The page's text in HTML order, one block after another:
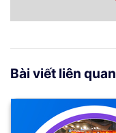
Bài viết liên quan